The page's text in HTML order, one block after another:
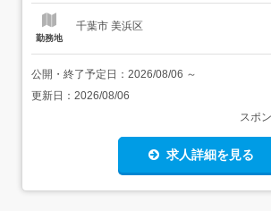
勤務地
千葉市 美浜区
公開・終了予定日： 2026/08/06 ～
更新日： 2026/08/06
スポ
求人詳細を見る